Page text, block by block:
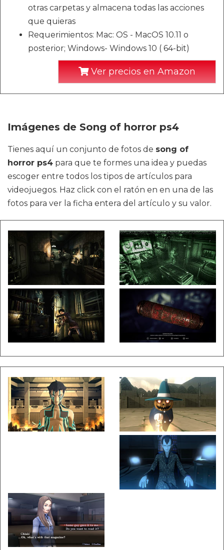
otras carpetas y almacena todas las acciones
que quieras
Requerimientos: Mac: OS - MacOS 10.11 o
posterior; Windows- Windows 10 ( 64-bit)
Ver precios en Amazon
Imágenes de Song of horror ps4
Tienes aquí un conjunto de fotos de song of
horror ps4 para que te formes una idea y puedas
escoger entre todos los tipos de artículos para
videojuegos. Haz click con el ratón en en una de las
fotos para ver la ficha entera del artículo y su valor.